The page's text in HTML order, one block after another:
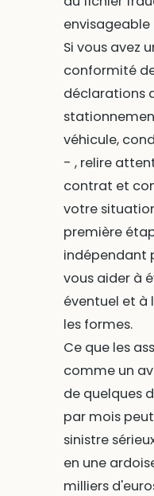
Si vous avez
conformité
déclarations
véhicule,
- , relire
contrat et
votre
première
indépendant
vous aider à
éventuel et à
les formes.
Ce que les
comme un
de quelques
par mois
sinistre
en une
milliers